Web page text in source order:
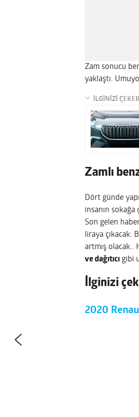
Zam sonucu
yaklaştı.
İLGİNİZİ
Zamlı
Dört günde
insanın sokağa
Son gelen
liraya çıkacak.
artmış olacak..
ve dağıtıcı gibi
İlginizi
2020